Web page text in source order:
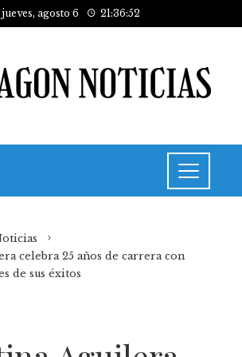
jueves, agosto 6 21:36:53
celebra 25 años de carrera con
de sus éxitos